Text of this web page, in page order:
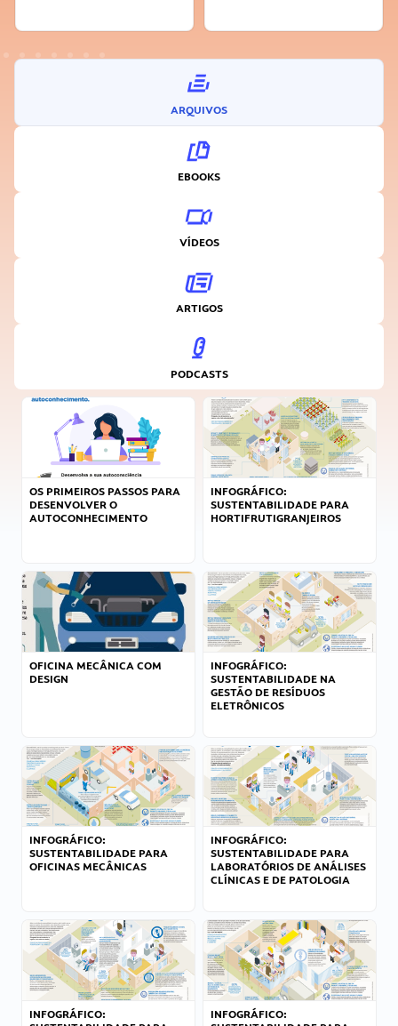
ARQUIVOS
EBOOKS
VÍDEOS
ARTIGOS
PODCASTS
OS PRIMEIROS PASSOS PARA
DESENVOLVER O
AUTOCONHECIMENTO
INFOGRÁFICO:
SUSTENTABILIDADE PARA
HORTIFRUTIGRANJEIROS
OFICINA MECÂNICA COM
DESIGN
INFOGRÁFICO:
SUSTENTABILIDADE NA
GESTÃO DE RESÍDUOS
ELETRÔNICOS
INFOGRÁFICO:
SUSTENTABILIDADE PARA
OFICINAS MECÂNICAS
INFOGRÁFICO:
SUSTENTABILIDADE PARA
LABORATÓRIOS DE ANÁLISES
CLÍNICAS E DE PATOLOGIA
INFOGRÁFICO:
INFOGRÁFICO: